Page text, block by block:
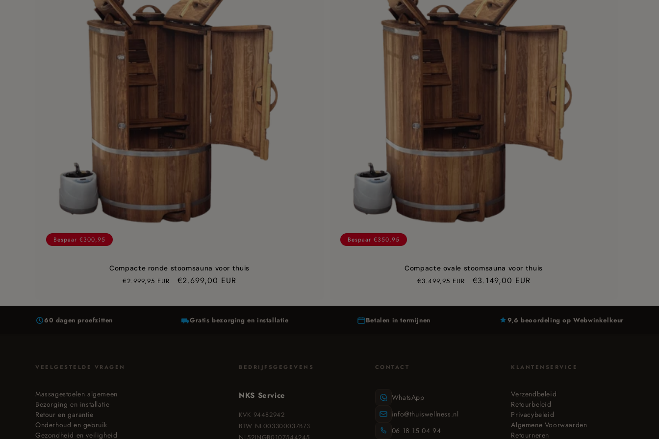
Bespaar €300,95
Compacte ronde stoomsauna voor thuis
Prijs
€2.999,95 EUR Aanbiedingsprijs
€2.699,00 EUR
Bespaar €350,95
Compacte ovale stoomsauna voor thuis
Prijs
€3.499,95 EUR Aanbiedingsprijs
€3.149,00 EUR
60 dagen proefzitten Gratis bezorging en installatie Betalen in termijnen 9,6 beoordeling op Webwinkelkeur
VEELGESTELDE VRAGEN
Massagestoelen algemeen
Bezorging en installatie
Retour en garantie
Onderhoud en gebruik
Gezondheid en veiligheid
BEDRIJFSGEGEVENS
NKS Service
KVK 94482942
BTW NL003300037B73
CONTACT
WhatsApp
info@thuiswellness.nl
06 18 15 04 94
KLANTENSERVICE
Verzendbeleid
Retourbeleid
Privacybeleid
Algemene Voorwaarden
Retourneren